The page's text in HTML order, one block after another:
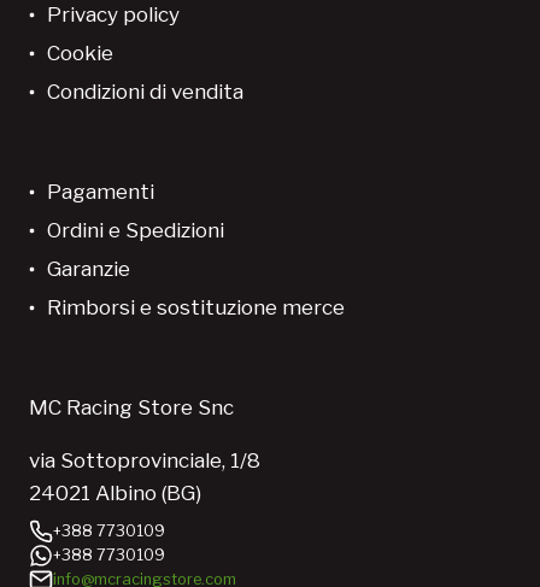
Privacy policy
Cookie
Condizioni di vendita
Pagamenti
Ordini e Spedizioni
Garanzie
Rimborsi e sostituzione merce
MC Racing Store Snc
via Sottoprovinciale, 1/8
24021 Albino (BG)
+388 7730109
+388 7730109
info@mcracingstore.com